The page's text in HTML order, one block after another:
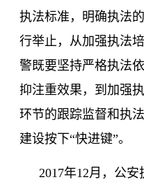
执法标准，明确执法
行举止，从加强执法
警既要坚持严格执法
抑注重效果，到加强
环节的跟踪监督和执
建设按下“快进键”。
2017年12月，公安